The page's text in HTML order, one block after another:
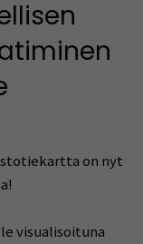
on nyt
visualisoituna